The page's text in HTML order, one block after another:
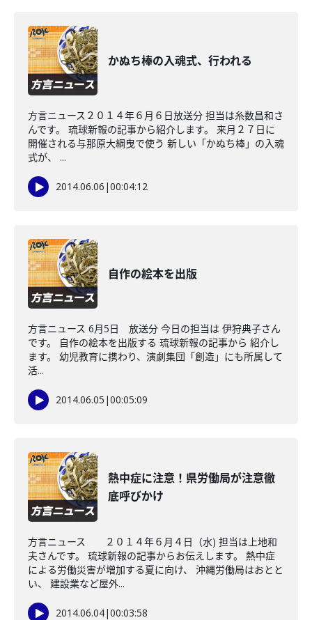
かぬち棒の入魂式、行われる
方言ニュース２０１４年６月６日放送分 担当は糸数昌和さ
んです。 琉球新報の記事から紹介します。 来月２７日に
開催される与那原大綱曳で使う 新しい「かぬち棒」の入魂
式が、 ...
2014.06.06 |00:04:12
自作の絵本を出版
方言ニュース 6月5日 放送分 今日の担当は 伊狩典子さん
です。 自作の絵本を出版する 琉球新報の記事から 紹介し
ます。 幼児教育に携わり、演劇集団「創造」にも所属して
活...
2014.06.05 |00:05:09
熱中症に注意！県労働局が注意徹
底呼びかけ
方言ニュース ２０１４年６月４日（水) 担当は上地和
夫さんです。 琉球新報の記事からお伝えします。 熱中症
による労働災害が増加する夏に向け、 沖縄労働局はおとと
い、 建設業など屋外...
2014.06.04|00:03:58